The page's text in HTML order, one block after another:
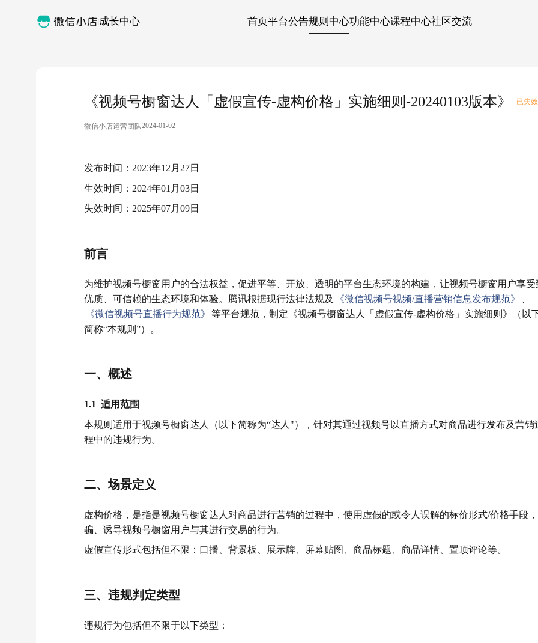
成长中心 首页平台公告规则中心功能中心课程中心社区交流
《视频号橱窗达人「虚假宣传-虚构价格」实施细则-20240103版本》 已失效
微信小店运营团队2024-01-02
发布时间：2023年12月27日
生效时间：2024年01月03日
失效时间：2025年07月09日
前言
为维护视频号橱窗用户的合法权益，促进平等、开放、透明的平台生态环境的构建，让视频号橱窗用户享受
优质、可信赖的生态环境和体验。腾讯根据现行法律法规及
《微信视频号视频/直播营销信息发布规范》
《微信视频号直播行为规范》
等平台规范，制定《视频号橱窗达人「虚假宣传-虚构价格」实施细则》（以
简称“本规则”）。
一、概述
1.1 适用范围
本规则适用于视频号橱窗达人（以下简称为“达人"），针对其通过视频号以直播方式对商品进行发布及营销
程中的违规行为。
二、场景定义
虚构价格，是指是视频号橱窗达人对商品进行营销的过程中，使用虚假的或令人误解的标价形式/价格手段
骗、诱导视频号橱窗用户与其进行交易的行为。
虚假宣传形式包括但不限：口播、背景板、展示牌、屏幕贴图、商品标题、商品详情、置顶评论等。
三、违规判定类型
违规行为包括但不限于以下类型：